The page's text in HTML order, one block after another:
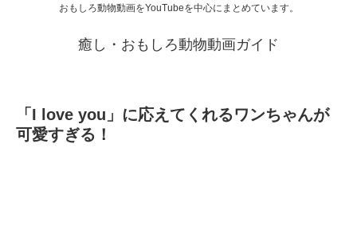
おもしろ動物動画をYouTubeを中心にまとめています。
癒し・おもしろ動物動画ガイド
「I love you」に応えてくれるワンちゃんが
可愛すぎる！